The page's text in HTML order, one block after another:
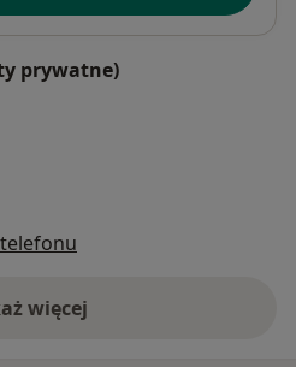
prywatne)
więcej
o adresie